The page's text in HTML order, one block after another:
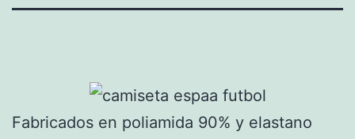
Fabricados en poliamida 90% y elastano